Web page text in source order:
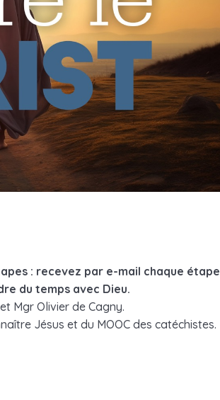
: recevez par e-mail chaque étape
du temps avec Dieu.
Mgr Olivier de Cagny.
Jésus et du MOOC des catéchistes.